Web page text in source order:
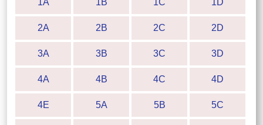
1A 1B 1C 1D
2A 2B 2C 2D
3A 3B 3C 3D
4A 4B 4C 4D
4E 5A 5B 5C